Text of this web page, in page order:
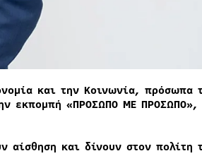
και την Κοινωνία, πρόσωπα
εκπομπή «ΠΡΟΣΩΠΟ ΜΕ
αίσθηση και δίνουν στον πολίτη